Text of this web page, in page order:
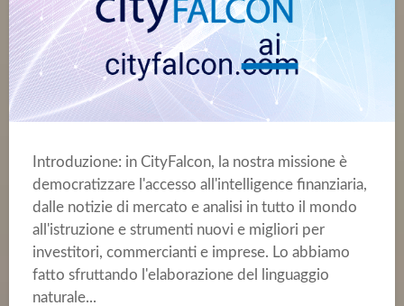
Introduzione: in CityFalcon, la nostra missione è
democratizzare l'accesso all'intelligence finanziaria,
dalle notizie di mercato e analisi in tutto il mondo
all'istruzione e strumenti nuovi e migliori per
investitori, commercianti e imprese. Lo abbiamo
fatto sfruttando l'elaborazione del linguaggio
naturale...